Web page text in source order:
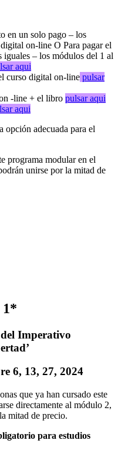
en un solo pago – los
on-line O Para pagar el
iguales – los módulos del 1 al
aqui
curso digital on-line pulsar
-line + el libro pulsar aqui
aqui
opción adecuada para el
programa modular en el
unirse por la mitad de
1*
Imperativo
6, 13, 27, 2024
que ya han cursado este
directamente al módulo 2,
mitad de precio.
para estudios